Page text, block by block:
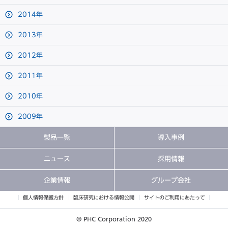
2014年
2013年
2012年
2011年
2010年
2009年
製品一覧 導入事例
ニュース
企業情報
採用情報
グループ会社
個人情報保護方針 臨床研究における情報公開 サイトのご利用にあたって
© PHC Corporation 2020